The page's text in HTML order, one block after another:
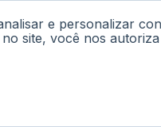
e personalizar
site, você nos
Materiais